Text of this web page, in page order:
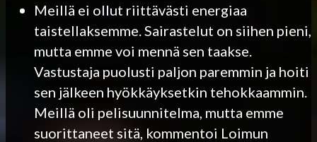
Meillä ei ollut riittävästi energiaa
taistellaksemme. Sairastelut on siihen pieni,
mutta emme voi mennä sen taakse.
Vastustaja puolusti paljon paremmin ja hoiti
sen jälkeen hyökkäyksetkin tehokkaammin.
Meillä oli pelisuunnitelma, mutta emme
suorittaneet sitä, kommentoi Loimun